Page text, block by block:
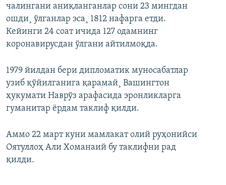
чалингани аниқланганлар сони 23 мингдан
ошди¸ ўлганлар эса¸ 1812 нафарга етди.
Кейинги 24 соат ичида 127 одамнинг
коронавирусдан ўлгани айтилмоқда.
1979 йилдан бери дипломатик муносабатлар
узиб қўйилганига қарамай¸ Вашингтон
ҳукумати Наврўз арафасида эронликларга
гуманитар ëрдам таклиф қилди.
Аммо 22 март куни мамлакат олий руҳонийси
Оятуллоҳ Али Хоманаий бу таклифни рад
қилди.